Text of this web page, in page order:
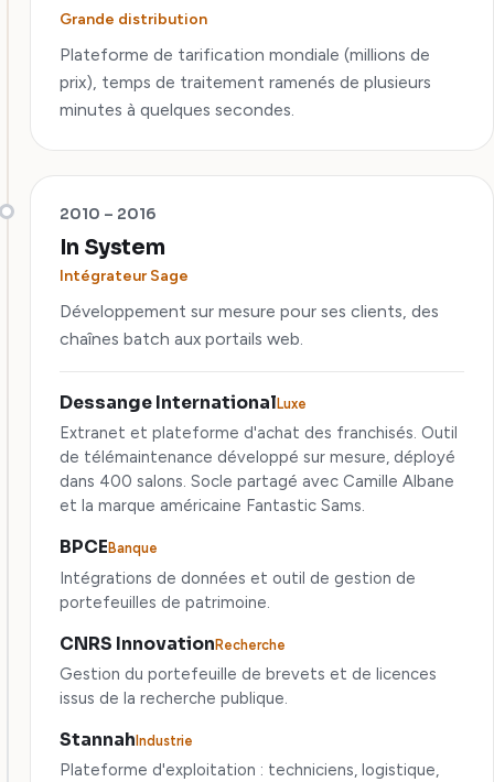
Grande distribution
Plateforme de tarification mondiale (millions de
prix), temps de traitement ramenés de plusieurs
minutes à quelques secondes.
2010 – 2016
In System
Intégrateur Sage
Développement sur mesure pour ses clients, des
chaînes batch aux portails web.
Dessange International Luxe
Extranet et plateforme d'achat des franchisés. Outil
de télémaintenance développé sur mesure, déployé
dans 400 salons. Socle partagé avec Camille Albane
et la marque américaine Fantastic Sams.
BPCE Banque
Intégrations de données et outil de gestion de
portefeuilles de patrimoine.
CNRS Innovation Recherche
Gestion du portefeuille de brevets et de licences
issus de la recherche publique.
Stannah Industrie
Plateforme d'exploitation : techniciens, logistique,